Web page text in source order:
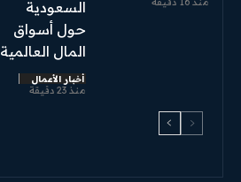
السعودية
حول أسواق
المال العالمية
أخبار الأعمال
منذ 23 دقيقة